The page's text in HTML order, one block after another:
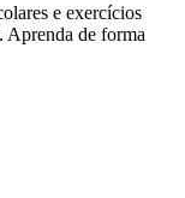
e exercícios
Aprenda de forma